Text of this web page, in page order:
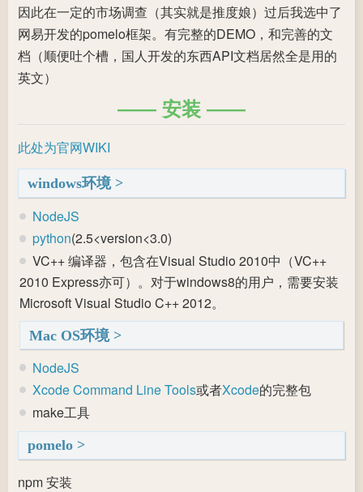
因此在一定的市场调查（其实就是推度娘）过后我选中了
网易开发的pomelo框架。有完整的DEMO，和完善的文
档（顺便吐个槽，国人开发的东西API文档居然全是用的
英文）
安装
此处为官网WIKI
windows环境
NodeJS
python(2.5<version<3.0)
VC++ 编译器，包含在Visual Studio 2010中（VC++
2010 Express亦可）。对于windows8的用户，需要安装
Microsoft Visual Studio C++ 2012。
Mac OS环境
NodeJS
Xcode Command Line Tools或者Xcode的完整包
make工具
pomelo
npm 安装